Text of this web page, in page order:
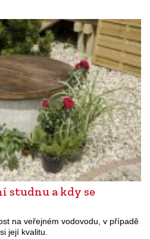
studnu a kdy se
na veřejném vodovodu, v případě
její kvalitu.